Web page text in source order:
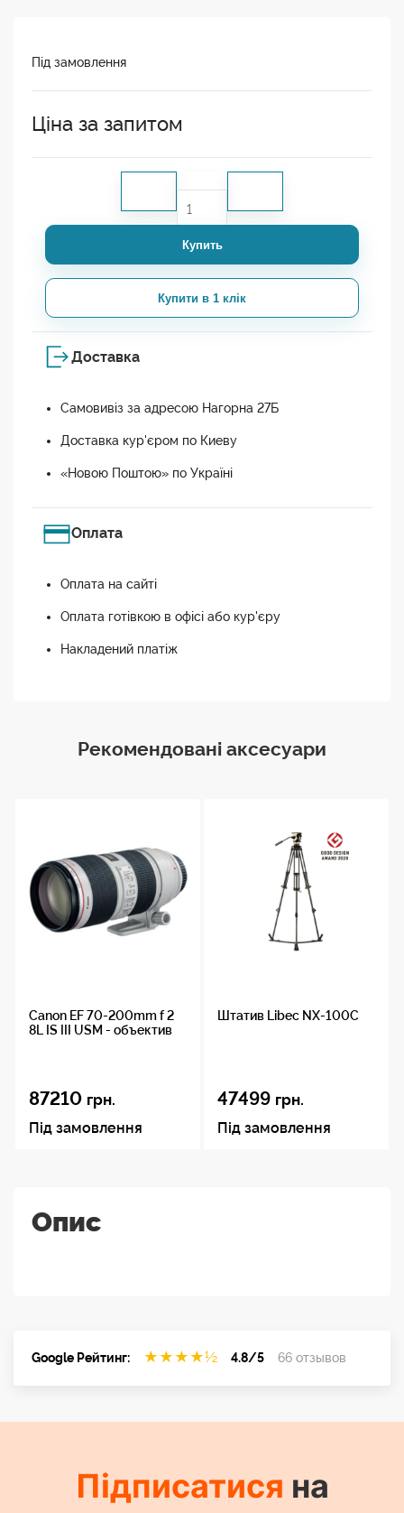
Під замовлення
Ціна за запитом
Купить
Купити в 1 клік
Доставка
Самовивіз за адресою Нагорна 27Б
Доставка кур'єром по Киеву
«Новою Поштою» по Україні
Оплата
Оплата на сайті
Оплата готівкою в офісі або кур'єру
Накладений платіж
Рекомендовані аксесуари
Canon EF 70-200mm f 2
8L IS III USM - объектив
87210 грн.
Під замовлення
Штатив Libec NX-100C
47499 грн.
Під замовлення
Опис
Google Рейтинг: ★ ★ ★ ★½ 4.8/5 66 отзывов
Підписатися на